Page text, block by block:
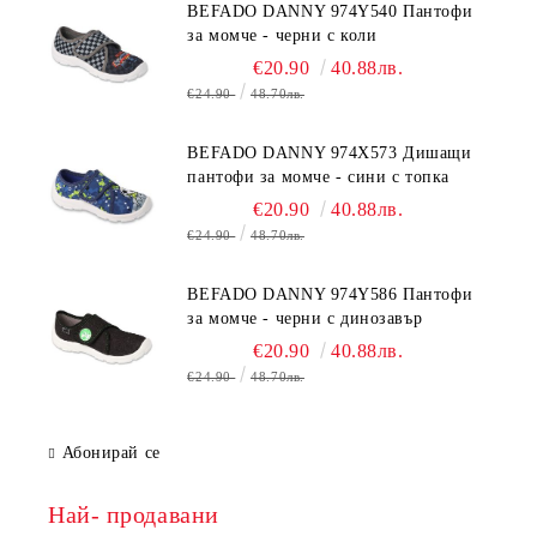
BEFADO DANNY 974Y540 Пантофи
за момче - черни с коли
€20.90 40.88лв.
€24.90 48.70лв.
BEFADO DANNY 974X573 Дишащи
пантофи за момче - сини с топка
€20.90 40.88лв.
€24.90 48.70лв.
BEFADO DANNY 974Y586 Пантофи
за момче - черни с динозавър
€20.90 40.88лв.
€24.90 48.70лв.
Абонирай се
Най- продавани